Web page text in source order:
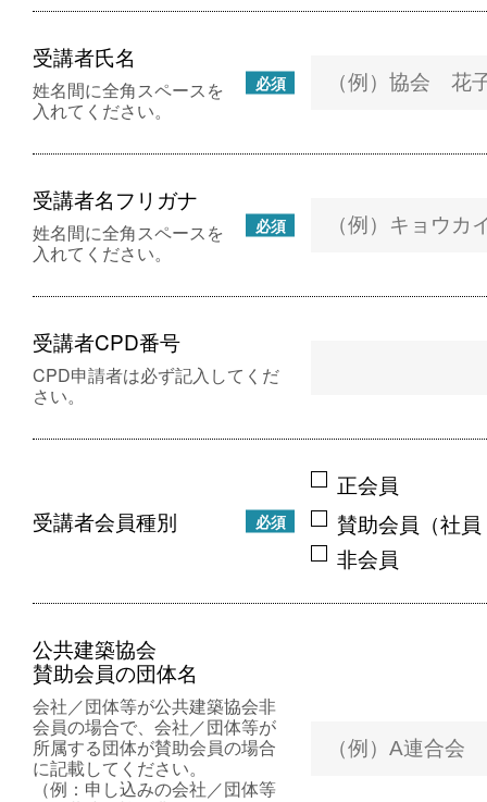
受講者氏名
必須
姓名間に全角スペースを
入れてください。
受講者名フリガナ
必須
姓名間に全角スペースを
入れてください。
受講者CPD番号
CPD申請者は必ず記入してくだ
さい。
受講者会員種別 必須
正会員
賛助会員（社
非会員
公共建築協会
賛助会員の団体名
会社／団体等が公共建築協会非
会員の場合で、会社／団体等が
所属する団体が賛助会員の場合
に記載してください。
（例：申し込みの会社／団体等